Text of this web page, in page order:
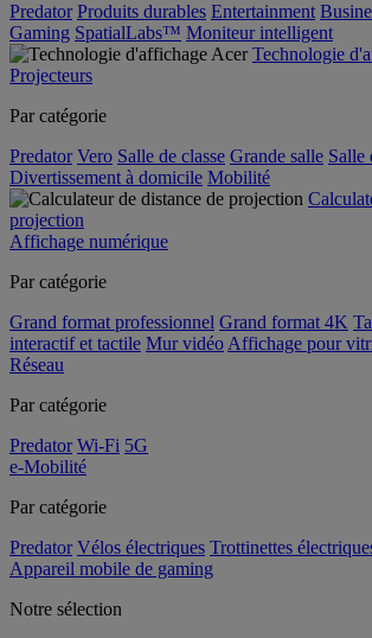
Predator Produits durables Entertainment
Gaming SpatialLabs™ Moniteur intelligent
Technologie
Projecteurs
Par catégorie
Predator Vero Salle de classe Grande salle Salle
Divertissement à domicile Mobilité
projection
Affichage numérique
Par catégorie
Grand format professionnel Grand format 4K
interactif et tactile Mur vidéo Affichage pour
Réseau
Par catégorie
Predator Wi-Fi 5G
e-Mobilité
Par catégorie
Predator Vélos électriques Trottinettes
Appareil mobile de gaming
Notre sélection